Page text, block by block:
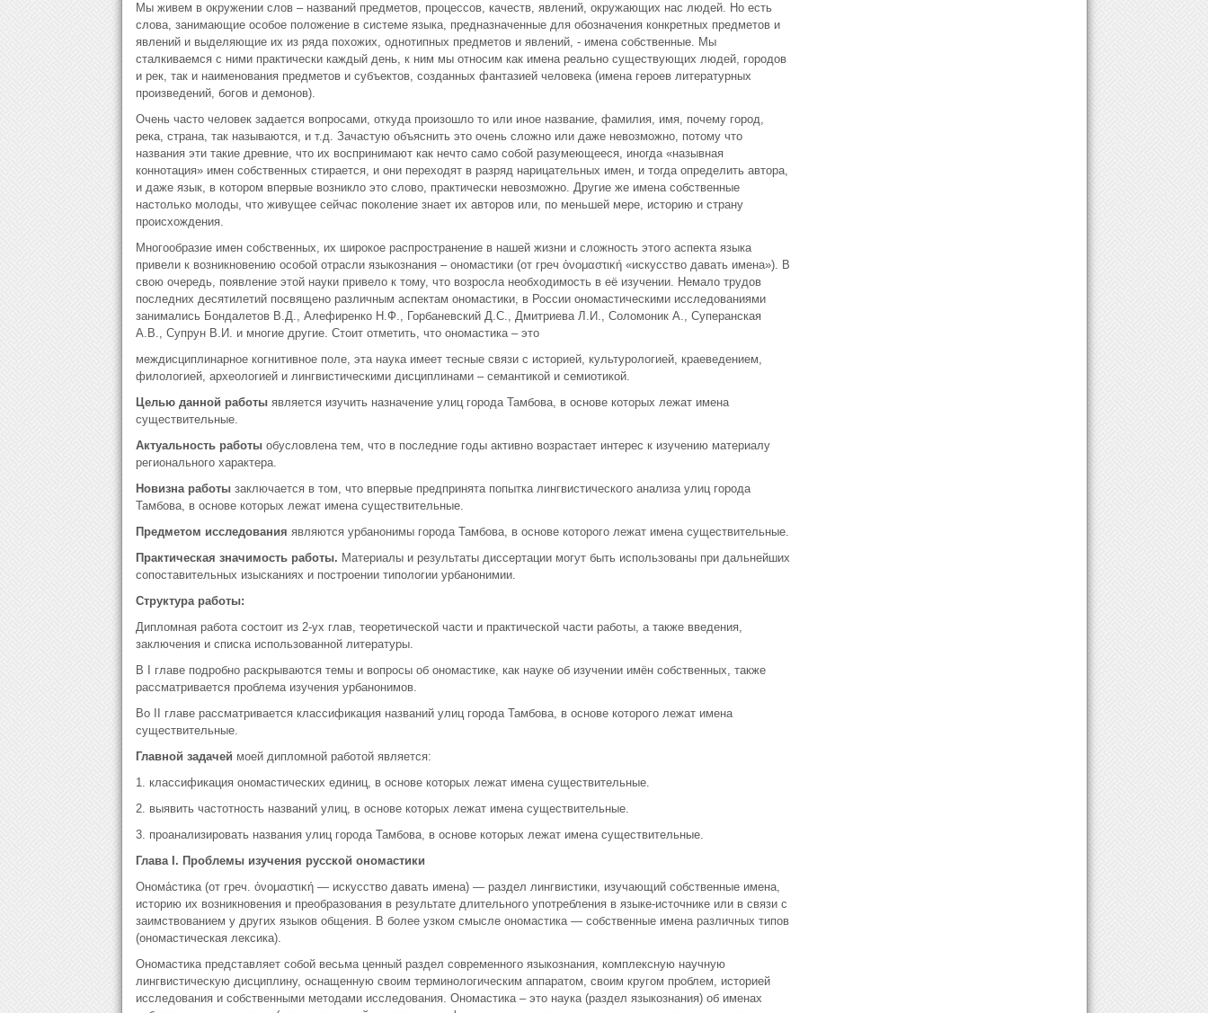
Мы живем в окружении слов – названий предметов, процессов, качеств, явлений, окружающих нас людей. Но есть
слова, занимающие особое положение в системе языка, предназначенные для обозначения конкретных предметов и
явлений и выделяющие их из ряда похожих, однотипных предметов и явлений, - имена собственные. Мы
сталкиваемся с ними практически каждый день, к ним мы относим как имена реально существующих людей, городов
и рек, так и наименования предметов и субъектов, созданных фантазией человека (имена героев литературных
произведений, богов и демонов).
Очень часто человек задается вопросами, откуда произошло то или иное название, фамилия, имя, почему город,
река, страна, так называются, и т.д. Зачастую объяснить это очень сложно или даже невозможно, потому что
названия эти такие древние, что их воспринимают как нечто само собой разумеющееся, иногда «назывная
коннотация» имен собственных стирается, и они переходят в разряд нарицательных имен, и тогда определить автора,
и даже язык, в котором впервые возникло это слово, практически невозможно. Другие же имена собственные
настолько молоды, что живущее сейчас поколение знает их авторов или, по меньшей мере, историю и страну
происхождения.
Многообразие имен собственных, их широкое распространение в нашей жизни и сложность этого аспекта языка
привели к возникновению особой отрасли языкознания – ономастики (от греч ὀνομαστική «искусство давать имена»). В
свою очередь, появление этой науки привело к тому, что возросла необходимость в её изучении. Немало трудов
последних десятилетий посвящено различным аспектам ономастики, в России ономастическими исследованиями
занимались Бондалетов В.Д., Алефиренко Н.Ф., Горбаневский Д.С., Дмитриева Л.И., Соломоник А., Суперанская
А.В., Супрун В.И. и многие другие. Стоит отметить, что ономастика – это
междисциплинарное когнитивное поле, эта наука имеет тесные связи с историей, культурологией, краеведением,
филологией, археологией и лингвистическими дисциплинами – семантикой и семиотикой.
Целью данной работыявляется изучить назначение улиц города Тамбова, в основе которых лежат имена
существительные.
Актуальность работыобусловлена тем, что в последние годы активно возрастает интерес к изучению материалу
регионального характера.
Новизна работызаключается в том, что впервые предпринята попытка лингвистического анализа улиц города
Тамбова, в основе которых лежат имена существительные.
Предметом исследования являются урбанонимы города Тамбова, в основе которого лежат имена существительные.
Практическая значимость работы. Материалы и результаты диссертации могут быть использованы при дальнейших
сопоставительных изысканиях и построении типологии урбанонимии.
Структура работы:
Дипломная работа состоит из 2-ух глав, теоретической части и практической части работы, а также введения,
заключения и списка использованной литературы.
В І главе подробно раскрываются темы и вопросы об ономастике, как науке об изучении имён собственных, также
рассматривается проблема изучения урбанонимов.
Во ІІ главе рассматривается классификация названий улиц города Тамбова, в основе которого лежат имена
существительные.
Главной задачей моей дипломной работой является:
1. классификация ономастических единиц, в основе которых лежат имена существительные.
2. выявить частотность названий улиц, в основе которых лежат имена существительные.
3. проанализировать названия улиц города Тамбова, в основе которых лежат имена существительные.
Глава I. Проблемы изучения русской ономастики
Онома́стика (от греч. ὀνομαστική — искусство давать имена) — раздел лингвистики, изучающий собственные имена,
историю их возникновения и преобразования в результате длительного употребления в языке-источнике или в связи с
заимствованием у других языков общения. В более узком смысле ономастика — собственные имена различных типов
(ономастическая лексика).
Ономастика представляет собой весьма ценный раздел современного языкознания, комплексную научную
лингвистическую дисциплину, оснащенную своим терминологическим аппаратом, своим кругом проблем, историей
исследования и собственными методами исследования. Ономастика – это наука (раздел языкознания) об именах